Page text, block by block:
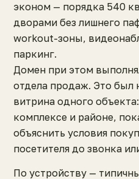
эконом — порядка 540
дворами без лишнего
workout-зоны,
паркинг.
Домен при этом
отдела продаж. Это был
витрина одного
комплексе и районе,
объяснить условия
посетителя до звонка
По устройству —